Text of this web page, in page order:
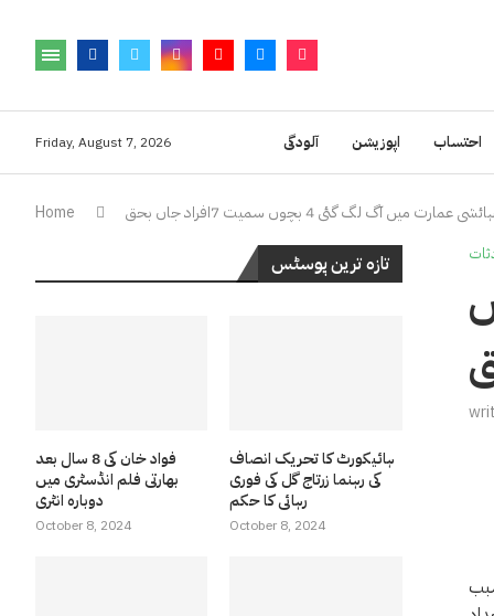
Friday, August 7, 2026 آلودگی اپوزیشن احتساب
Home میں آگ لگ گئی 4 بچوں سمیت 7افراد جاں بحق
بچوں
کے سبب
تازہ ترین پوسٹس
فواد خان کی 8 سال بعد
بھارتی فلم انڈسٹری میں
دوبارہ انٹری
October 8, 2024
ہائیکورٹ کا تحریک انصاف
کی رہنما زرتاج گل کی فوری
رہائی کا حکم
October 8, 2024